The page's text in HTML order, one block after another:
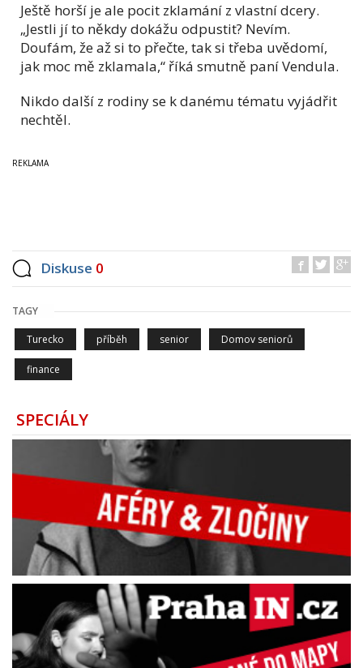
Ještě horší je ale pocit zklamání z vlastní dcery.
„Jestli jí to někdy dokážu odpustit? Nevím.
Doufám, že až si to přečte, tak si třeba uvědomí,
jak moc mě zklamala,“ říká smutně paní Vendula.
Nikdo další z rodiny se k danému tématu vyjádřit
nechtěl.
Diskuse 0
TAGY
Turecko příběh senior Domov seniorů
finance
SPECIÁLY